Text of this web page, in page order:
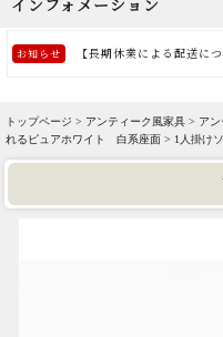
トップページ > アンティーク風家具 > ア
れるピュアホワイト 白系座面 > 1人掛け